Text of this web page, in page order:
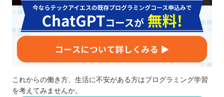
これからの働き方、生活に不安がある方はプログラミング学習
を考えてみませんか。